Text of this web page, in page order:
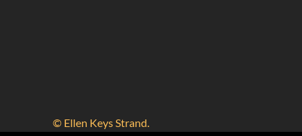
© Ellen Keys Strand.